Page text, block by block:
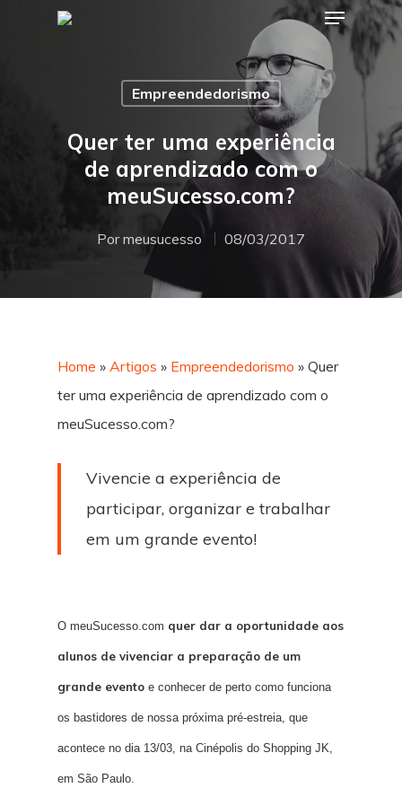
Hit enter to search or ESC to close
Empreendedorismo
Quer ter uma experiência
de aprendizado com o
meuSucesso.com?
Pormeusucesso 08/03/2017
Home » Artigos » Empreendedorismo » Quer
ter uma experiência de aprendizado com o
meuSucesso.com?
Vivencie a experiência de
participar, organizar e trabalhar
em um grande evento!
O meuSucesso.com quer dar a oportunidade aos
alunos de vivenciar a preparação de um
grande evento e conhecer de perto como funciona
os bastidores de nossa próxima pré-estreia, que
acontece no dia 13/03, na Cinépolis do Shopping JK,
em São Paulo.